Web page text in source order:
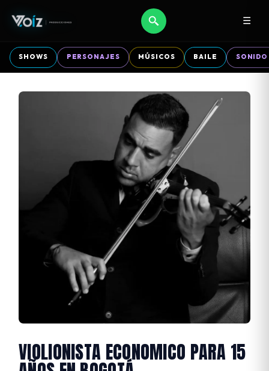
☰
SHOWS PERSONAJES MÚSICOS BAILE SONIDO
VIOLIONISTA ECONOMICO PARA 15